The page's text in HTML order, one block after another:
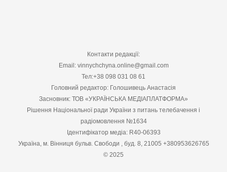
Контакти редакції:
Email: vinnychchyna.online@gmail.com
Тел:+38 098 031 08 61
Головний редактор: Голошивець Анастасія
Засновник: ТОВ «УКРАЇНСЬКА МЕДІАПЛАТФОРМА»
Рішення Національної ради України з питань телебачення і
радіомовлення №1634
Ідентифікатор медіа: R40-06393
Україна, м. Вінниця бульв. Свободи , буд. 8, 21005 +380953626765
© 2025